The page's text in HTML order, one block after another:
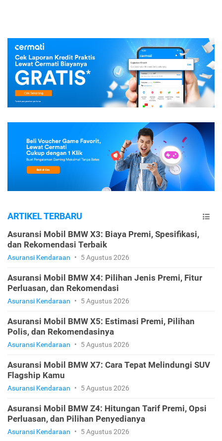
ARTIKEL TERBARU
Asuransi Mobil BMW X3: Biaya Premi, Spesifikasi,
dan Rekomendasi Terbaik
Asuransi Kendaraan • 5 Agustus 2026
Asuransi Mobil BMW X4: Pilihan Jenis Premi, Fitur
Perluasan, dan Rekomendasi
Asuransi Kendaraan • 5 Agustus 2026
Asuransi Mobil BMW X5: Estimasi Premi, Pilihan
Polis, dan Rekomendasinya
Asuransi Kendaraan • 5 Agustus 2026
Asuransi Mobil BMW X7: Cara Tepat Melindungi SUV
Flagship Kamu
Asuransi Kendaraan • 5 Agustus 2026
Asuransi Mobil BMW Z4: Hitungan Tarif Premi, Opsi
Perluasan, dan Pilihan Penyedianya
Asuransi Kendaraan • 5 Agustus 2026